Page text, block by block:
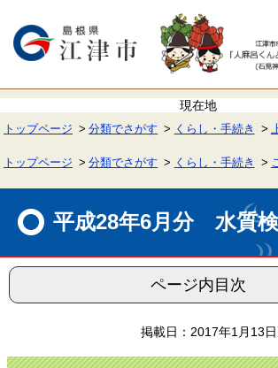
で
ば
本
へ
トップページ 分類でさがす くらし・手続き
トップページ 分類でさがす くらし・手続き
平成28年6月分 水質
ページ内目次
掲載日：2017年1月13